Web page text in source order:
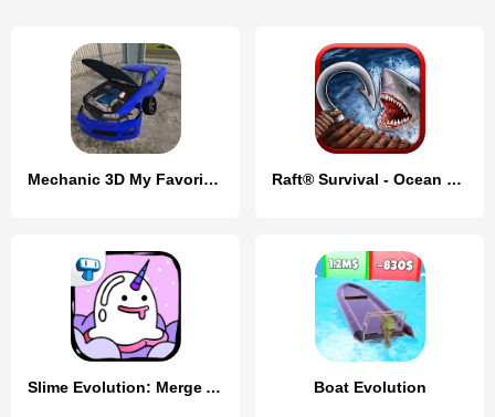
Mechanic 3D My Favorite Car Raft® Survival - Ocean Nomad
Slime Evolution: Merge ASMR Boat Evolution